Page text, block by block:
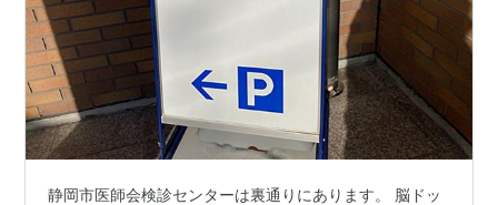
静岡市医師会検診センターは裏通りにあります。 脳ドッ